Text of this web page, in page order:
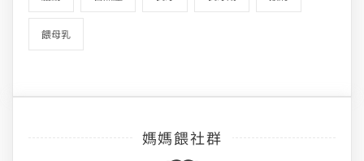
餵母乳
媽媽餵社群